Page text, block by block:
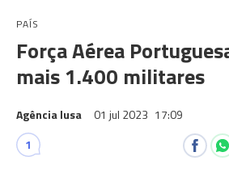
PAÍS
Força Aérea
mais 1.400 militares
Agência lusa 01 jul 2023 17:09
1